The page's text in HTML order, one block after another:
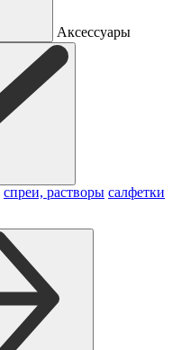
Аксессуары
спреи, растворы салфетки